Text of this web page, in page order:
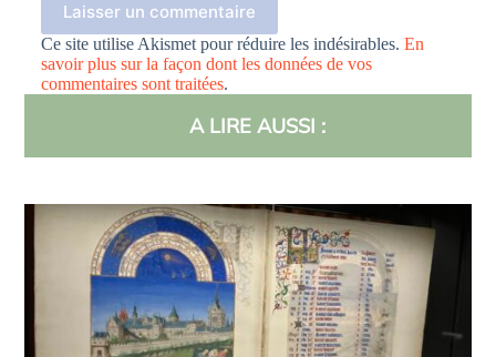
Laisser un commentaire
Ce site utilise Akismet pour réduire les indésirables.En
savoir plus sur la façon dont les données de vos
commentaires sont traitées.
A LIRE AUSSI :